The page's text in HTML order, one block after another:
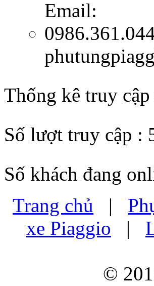
Email:
Thống kê truy cập
Số lượt truy cập :
Số khách đang
Trang chủ |
xe Piaggio |
©